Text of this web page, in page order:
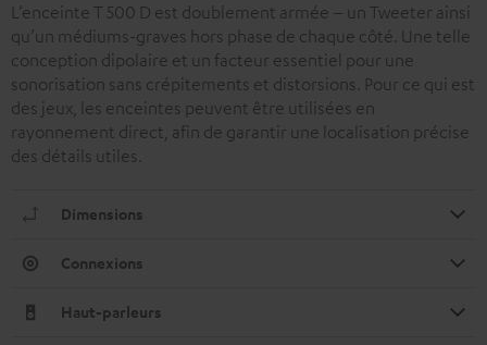
L’enceinte T 500 D est doublement armée – un Tweeter ainsi
qu’un médiums-graves hors phase de chaque côté. Une telle
conception dipolaire et un facteur essentiel pour une
sonorisation sans crépitements et distorsions. Pour ce qui est
des jeux, les enceintes peuvent être utilisées en
rayonnement direct, afin de garantir une localisation précise
des détails utiles.
Dimensions
Connexions
Haut-parleurs